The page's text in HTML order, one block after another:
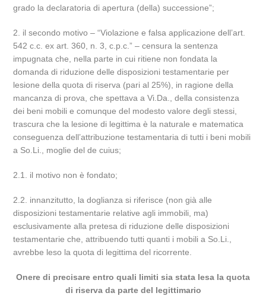
grado la declaratoria di apertura (della) successione”;
2. il secondo motivo – “Violazione e falsa applicazione dell’art.
542 c.c. ex art. 360, n. 3, c.p.c.” – censura la sentenza
impugnata che, nella parte in cui ritiene non fondata la
domanda di riduzione delle disposizioni testamentarie per
lesione della quota di riserva (pari al 25%), in ragione della
mancanza di prova, che spettava a Vi.Da., della consistenza
dei beni mobili e comunque del modesto valore degli stessi,
trascura che la lesione di legittima è la naturale e matematica
conseguenza dell’attribuzione testamentaria di tutti i beni mobili
a So.Li., moglie del de cuius;
2.1. il motivo non è fondato;
2.2. innanzitutto, la doglianza si riferisce (non già alle
disposizioni testamentarie relative agli immobili, ma)
esclusivamente alla pretesa di riduzione delle disposizioni
testamentarie che, attribuendo tutti quanti i mobili a So.Li.,
avrebbe leso la quota di legittima del ricorrente.
Onere di precisare entro quali limiti sia stata lesa la quota
di riserva da parte del legittimario